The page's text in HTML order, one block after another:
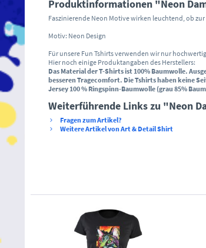
Produktinformationen "Neon
Faszinierende Neon Motive wirken leuchtend, ob
Motiv: Neon Design
Für unsere Fun Tshirts verwenden wir nur
Hier noch einige Produktangaben des Herstellers:
Das Material der T-Shirts ist 100% Baumwolle.
besseren Tragecomfort. Die Tshirts haben keine
Jersey 100 % Ringspinn-Baumwolle (grau 85%
Weiterführende Links zu "Neon
Fragen zum Artikel?
Weitere Artikel von Art & Detail Shirt